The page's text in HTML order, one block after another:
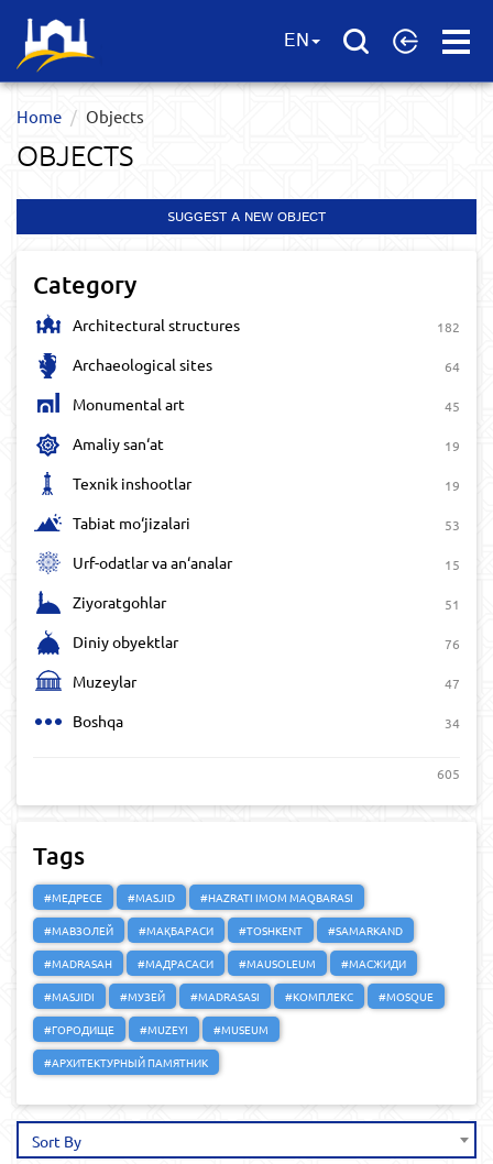
Open
EN
Home Objects
OBJECTS
SUGGEST A NEW OBJECT
Category
Architectural structures 182
Archaeological sites 64
Monumental art 45
Amaliy san‘at 19
Texnik inshootlar 19
Tabiat mo‘jizalari 53
Urf-odatlar va an‘analar 15
Ziyoratgohlar 51
Diniy obyektlar 76
Muzeylar 47
Boshqa 34
605
Tags
#МЕДРЕСЕ #MASJID
#HAZRATI IMOM MAQBARASI
#МАВЗОЛЕЙ
#МАҚБАРАСИ #TOSHKENT
#SAMARKAND
#MADRASAH
#МАДРАСАСИ #MAUSOLEUM
#МАСЖИДИ
#MASJIDI
#МУЗЕЙ #MADRASASI #КОМПЛЕКС
#MOSQUE
#ГОРОДИЩЕ
#MUZEYI
#MUSEUM
#АРХИТЕКТУРНЫЙ ПАМЯТНИК
Sort By